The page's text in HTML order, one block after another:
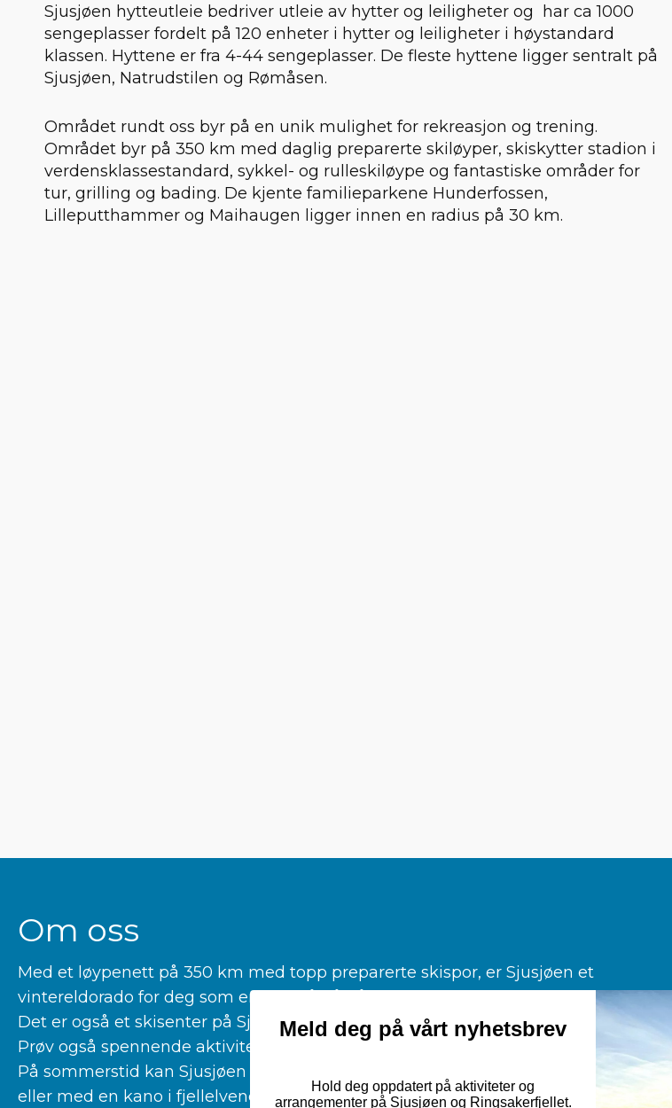
Sjusjøen hytteutleie bedriver utleie av hytter og leiligheter og har ca 1000
sengeplasser fordelt på 120 enheter i hytter og leiligheter i høystandard
klassen. Hyttene er fra 4-44 sengeplasser. De fleste hyttene ligger sentralt på
Sjusjøen, Natrudstilen og Rømåsen.
Området rundt oss byr på en unik mulighet for rekreasjon og trening.
Området byr på 350 km med daglig preparerte skiløyper, skiskytter stadion i
verdensklassestandard, sykkel- og rulleskiløype og fantastiske områder for
tur, grilling og bading. De kjente familieparkene Hunderfossen,
Lilleputthammer og Maihaugen ligger innen en radius på 30 km.
Om oss
Med et løypenett på 350 km med topp preparerte skispor, er Sjusjøen et
vintereldorado for deg som er glad i å gå på langrenn.
Det er også et skisenter på Sjusjøen for deg som er glad i alpint.
Prøv også spennende aktiviteter som kiting, hundekjøring og kanefart!
På sommerstid kan Sjusjøen by på fantastiske turmuligheter til fots, på sykkelsetet
eller med en kano i fjellelvene våre.
Meld deg på vårt nyhetsbrev
Hold deg oppdatert på aktiviteter og
arrangementer på Sjusjøen og Ringsakerfjellet.